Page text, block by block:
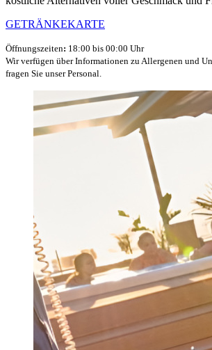
GETRÄNKEKARTE
Öffnungszeiten: 18:00 bis 00:00 Uhr
Wir verfügen über Informationen zu Allergenen und
fragen Sie unser Personal.